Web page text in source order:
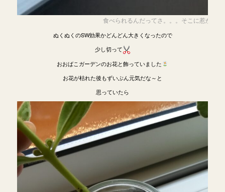
食べられるんだってさ。。。そこに惹かれ
ぬくぬくのSW効果かどんどん大きくなったので
少し切って
おおばこガーデンのお花と飾っていました
お花が枯れた後もずいぶん元気だな～と
思っていたら